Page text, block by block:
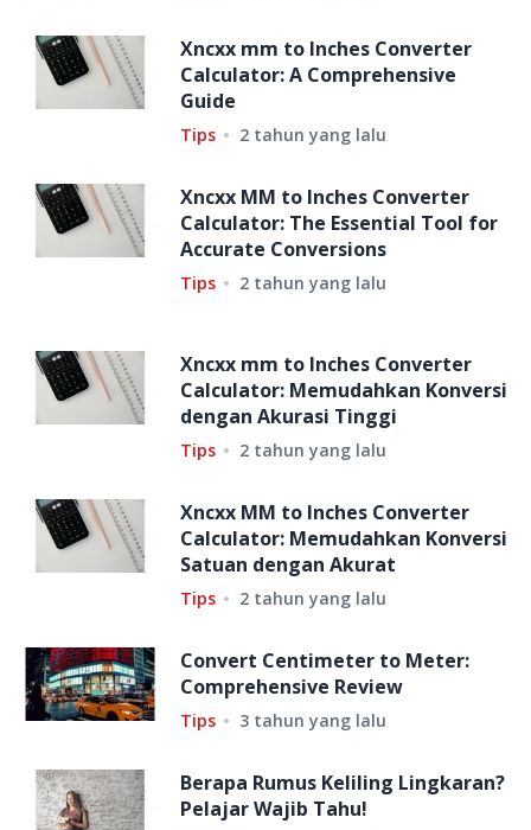
Xncxx mm to Inches Converter
Calculator: A Comprehensive
Guide
Tips 2 tahun yang lalu
Xncxx MM to Inches Converter
Calculator: The Essential Tool for
Accurate Conversions
Tips 2 tahun yang lalu
Xncxx mm to Inches Converter
Calculator: Memudahkan Konversi
dengan Akurasi Tinggi
Tips 2 tahun yang lalu
Xncxx MM to Inches Converter
Calculator: Memudahkan Konversi
Satuan dengan Akurat
Tips 2 tahun yang lalu
Convert Centimeter to Meter:
Comprehensive Review
Tips 3 tahun yang lalu
Berapa Rumus Keliling Lingkaran?
Pelajar Wajib Tahu!